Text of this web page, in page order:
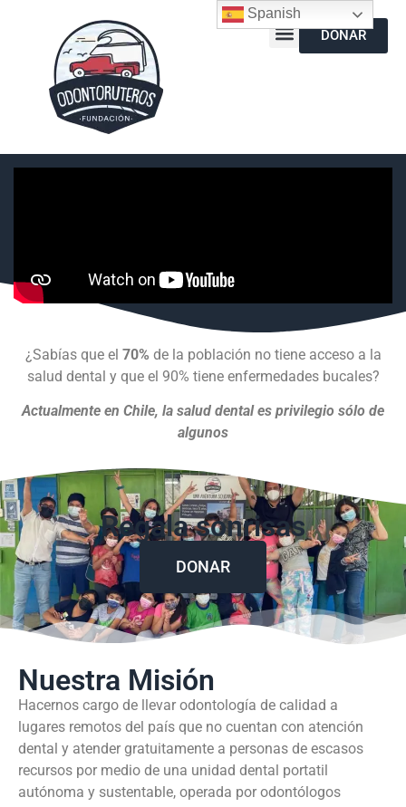
DONAR
¿Sabías que el 70% de la población no tiene acceso a la
salud dental y que el 90% tiene enfermedades bucales?
Actualmente en Chile, la salud dental es privilegio sólo de
algunos
Regala sonrisas
DONAR
Nuestra Misión
Hacernos cargo de llevar odontología de calidad a
lugares remotos del país que no cuentan con atención
dental y atender gratuitamente a personas de escasos
recursos por medio de una unidad dental portatil
autónoma y sustentable, operada por odontólogos
Spanish